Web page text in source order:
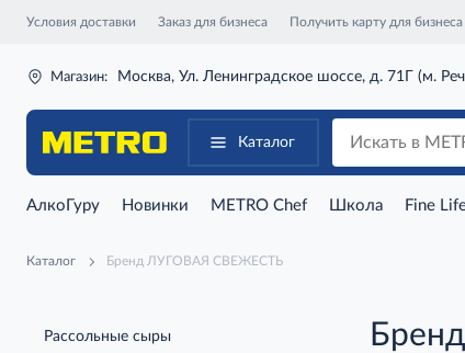
Условия доставки Заказ для бизнеса Получить карту для бизнеса
Магазин: Москва, Ул. Ленинградское шоссе, д. 71Г (м.
Каталог
АлкоГуру Новинки METRO Chef Школа Fine
Каталог Бренд ЛУГОВАЯ СВЕЖЕСТЬ
Рассольные сыры